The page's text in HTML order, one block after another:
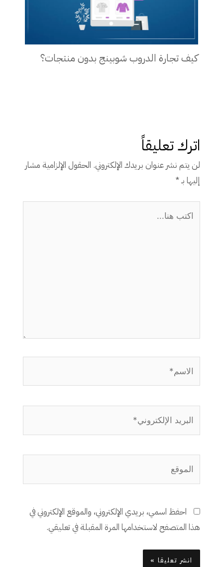
كيف تجارة الدروب شوبينج بدون منتجات؟
اترك تعليقاً
لن يتم نشر عنوان بريدك الإلكتروني. الحقول الإلزامية مشار
إليها بـ*
الإلكتروني*
احفظ اسمي، بريدي الإلكتروني، والموقع الإلكتروني في
هذا المتصفح لاستخدامها المرة المقبلة في تعليقي.